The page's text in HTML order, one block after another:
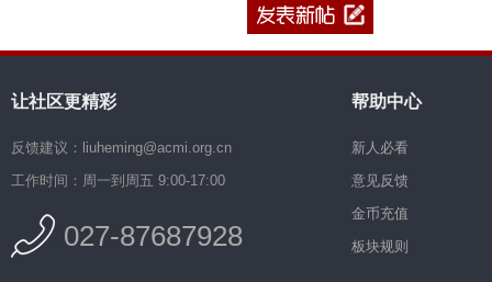
让社区更精彩
反馈建议：liuheming@acmi.org.cn
工作时间：周一到周五 9:00-17:00
027-87687928
帮助中心
新人必看
意见反馈
金币充值
板块规则